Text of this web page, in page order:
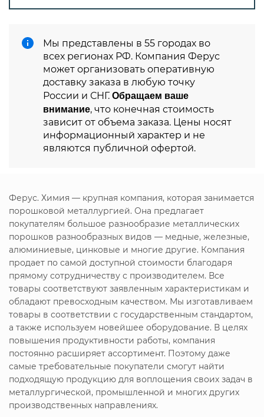
Мы представлены в 55 городах во
всех регионах РФ. Компания Ферус
может организовать оперативную
доставку заказа в любую точку
России и СНГ. Обращаем ваше
внимание, что конечная стоимость
зависит от объема заказа. Цены носят
информационный характер и не
являются публичной офертой.
Ферус. Химия — крупная компания, которая занимается
порошковой металлургией. Она предлагает
покупателям большое разнообразие металлических
порошков разнообразных видов — медные, железные,
алюминиевые, цинковые и многие другие. Компания
продает по самой доступной стоимости благодаря
прямому сотрудничеству с производителем. Все
товары соответствуют заявленным характеристикам и
обладают превосходным качеством. Мы изготавливаем
товары в соответствии с государственным стандартом,
а также используем новейшее оборудование. В целях
повышения продуктивности работы, компания
постоянно расширяет ассортимент. Поэтому даже
самые требовательные покупатели смогут найти
подходящую продукцию для воплощения своих задач в
металлургической, промышленной и многих других
производственных направлениях.